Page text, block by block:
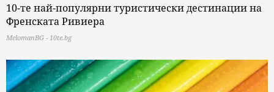
10-те най-популярни туристически дестинации на
Френската Ривиера
MelomanBG - 10te.bg